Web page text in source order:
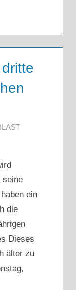
seine
ein
die
Dieses
älter zu